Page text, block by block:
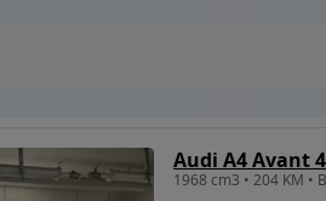
Audi A4 Avant